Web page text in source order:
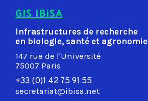
GIS IBiSA
Infrastructures de recherche
en biologie, santé et agronomie
147 rue de l'Université
75007 Paris
+33 (0)1 42 75 91 55
secretariat@ibisa.net